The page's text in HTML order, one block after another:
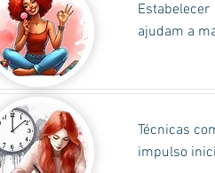
ajudam a
Técnicas
impulso